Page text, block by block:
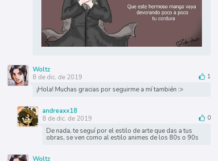
Woltz
8 de dic. de 2019
1
¡Hola! Muchas gracias por seguirme a mí también :>
andreaxx18
8 de dic. de 2019
0
De nada, te seguí por el estilo de arte que das a tus
obras, se ven como al estilo animes de los 80s o 90s
Woltz